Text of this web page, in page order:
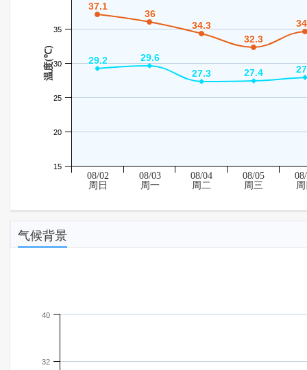
温度(℃)
37.1
37.1
36
36
34.3
34.3
32.3
32.3
29.2
29.2 29.6
29.6
27.3
27.3 27.4
27.4
15
20
25
30
35
08/02
周日
08/03
周一
08/04
周二
08/05
周三
气候背景
32
40